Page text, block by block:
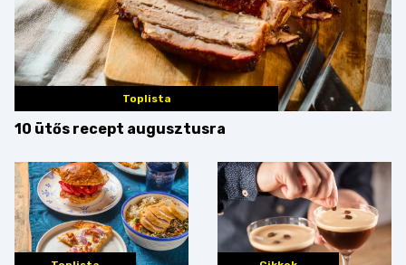
Toplista
10 ütős recept augusztusra